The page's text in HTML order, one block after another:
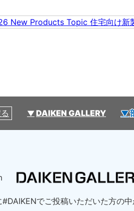
DAIKEN GALLERY
でご投稿いただいた方の